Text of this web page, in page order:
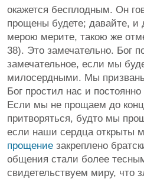
окажется бесплодным. Он
прощены будете; давайте,
мерою мерите, такою же
38). Это замечательно. Бог
замечательное, если мы
милосердными. Мы
Бог простил нас и
Если мы не прощаем до
притворяться, будто мы
если наши сердца открыты
прощение закреплено
общения стали более
свидетельствуем миру, что